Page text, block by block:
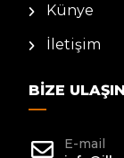
Künye
İletişim
BIZE ULAŞIN
E-mail